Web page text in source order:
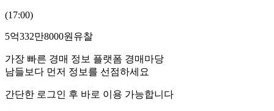
(17:00)
5억332만8000원 유찰
가장 빠른 경매 정보 플랫폼 경매마당
남들보다 먼저 정보를 선점하세요
간단한 로그인 후 바로 이용 가능합니다